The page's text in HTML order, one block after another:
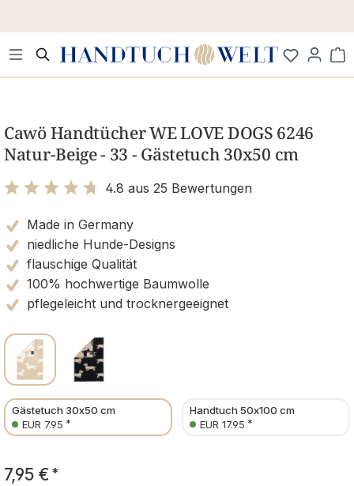
Cawö Handtücher WE LOVE DOGS 6246
Natur-Beige - 33 - Gästetuch 30x50 cm
4.8 aus 25 Bewertungen
Made in Germany
niedliche Hunde-Designs
flauschige Qualität
100% hochwertige Baumwolle
pflegeleicht und trocknergeeignet
Gästetuch 30x50 cm
EUR 7.95 *
Handtuch 50x100 cm
EUR 17.95 *
7,95 € *